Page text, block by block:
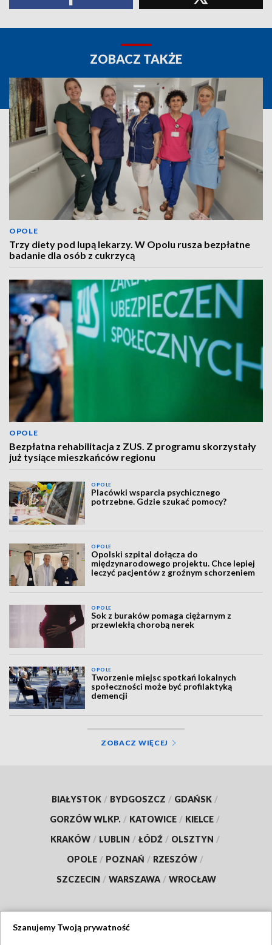
ZOBACZ TAKŻE
OPOLE
Trzy diety pod lupą lekarzy. W Opolu rusza bezpłatne
badanie dla osób z cukrzycą
OPOLE
Bezpłatna rehabilitacja z ZUS. Z programu skorzystały
już tysiące mieszkańców regionu
OPOLE
Placówki wsparcia psychicznego
potrzebne. Gdzie szukać pomocy?
OPOLE
Opolski szpital dołącza do
międzynarodowego projektu. Chce lepiej
leczyć pacjentów z groźnym schorzeniem
OPOLE
Sok z buraków pomaga ciężarnym z
przewlekłą chorobą nerek
OPOLE
Tworzenie miejsc spotkań lokalnych
społeczności może być profilaktyką
demencji
ZOBACZ WIĘCEJ
BIAŁYSTOK / BYDGOSZCZ / GDAŃSK /
GORZÓW WLKP. / KATOWICE / KIELCE /
KRAKÓW / LUBLIN / ŁÓDŹ / OLSZTYN /
OPOLE / POZNAŃ / RZESZÓW /
SZCZECIN / WARSZAWA / WROCŁAW
Szanujemy Twoją prywatność